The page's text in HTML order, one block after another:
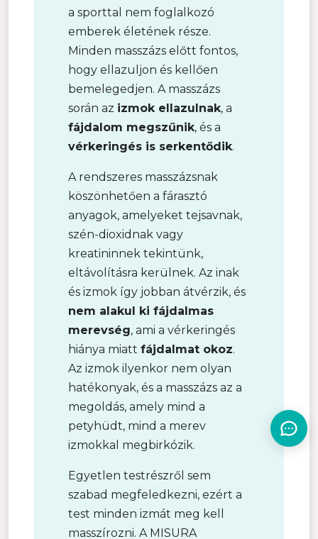
a sporttal nem foglalkozó
emberek életének része.
Minden masszázs előtt fontos,
hogy ellazuljon és kellően
bemelegedjen. A masszázs
során az izmok ellazulnak, a
fájdalom megszűnik, és a
vérkeringés is serkentődik.
A rendszeres masszázsnak
köszönhetően a fárasztó
anyagok, amelyeket tejsavnak,
szén-dioxidnak vagy
kreatininnek tekintünk,
eltávolításra kerülnek. Az inak
és izmok így jobban átvérzik, és
nem alakul ki fájdalmas
merevség, ami a vérkeringés
hiánya miatt fájdalmat okoz.
Az izmok ilyenkor nem olyan
hatékonyak, és a masszázs az a
megoldás, amely mind a
petyhüdt, mind a merev
izmokkal megbirkózik.
Egyetlen testrészről sem
szabad megfeledkezni, ezért a
test minden izmát meg kell
masszírozni. A MISURA